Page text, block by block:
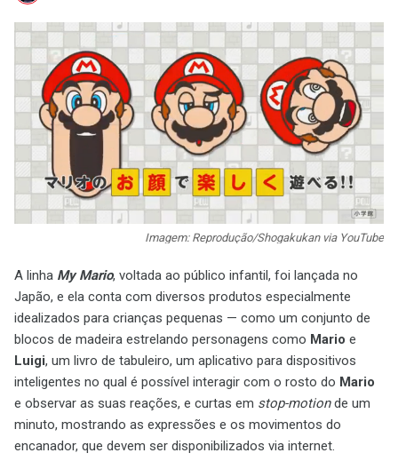
Imagem: Reprodução/Shogakukan via YouTube
A linha My Mario, voltada ao público infantil, foi lançada no
Japão, e ela conta com diversos produtos especialmente
idealizados para crianças pequenas — como um conjunto de
blocos de madeira estrelando personagens como Mario e
Luigi, um livro de tabuleiro, um aplicativo para dispositivos
inteligentes no qual é possível interagir com o rosto do Mario
e observar as suas reações, e curtas em stop-motionde um
minuto, mostrando as expressões e os movimentos do
encanador, que devem ser disponibilizados via internet.